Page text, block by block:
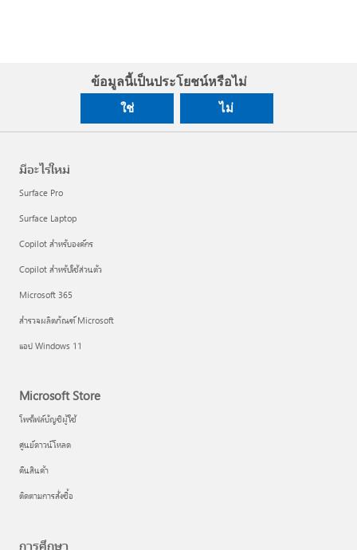
ข้อมูลนี้เป็นประโยชน์หรือไม่
ใช่ ไม่
มีอะไรใหม่
Surface Pro
Surface Laptop
Copilot สำหรับองค์กร
Copilot สำหรับใช้ส่วนตัว
Microsoft 365
สำรวจผลิตภัณฑ์ Microsoft
แอป Windows 11
Microsoft Store
โพรไฟล์บัญชีผู้ใช้
ศูนย์ดาวน์โหลด
คืนสินค้า
ติดตามการสั่งซื้อ
การศึกษา